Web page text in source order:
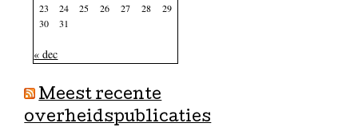
23
24 25 26 27 28
29
30
31
« dec
Meest recente
overheidspublicaties